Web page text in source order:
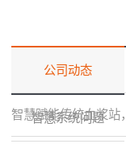
公司动态
智慧系统问题
智慧赋能传统血浆